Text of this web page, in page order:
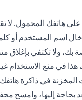
هاتفك المحمول. لا
اسم المستخدم أو
بك، ولا تكتفي
في منع الاستخدام
المخزنة في ذاكرة
بحاجة إليها، وامسح